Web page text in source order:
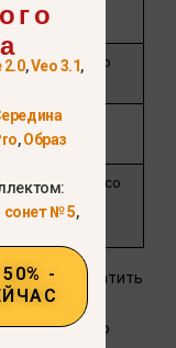
Gemini 3 Pro
До 52%
Все в одном, со
скидкой
чтобы платить
— со
2.0,Veo 3.1,
,Образ
сонет № 5,
-